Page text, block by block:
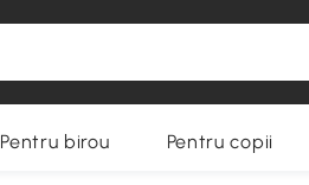
Pentru birou Pentru copii